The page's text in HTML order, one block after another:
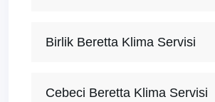
Birlik Beretta Klima Servisi
Cebeci Beretta Klima Servisi